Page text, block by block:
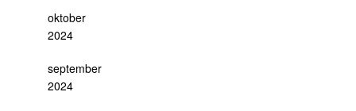
oktober
2024
september
2024